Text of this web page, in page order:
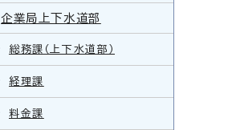
企業局上下水道部
総務課（上下水道部）
経理課
料金課